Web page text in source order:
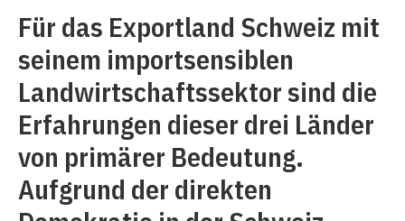
Für das Exportland Schweiz mit
seinem importsensiblen
Landwirtschaftssektor sind die
Erfahrungen dieser drei Länder
von primärer Bedeutung.
Aufgrund der direkten